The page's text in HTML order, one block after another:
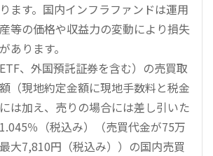
ます。国内インフラファンドは運用
等の価格や収益力の変動により損失
あります。
、外国預託証券を含む）の売買取
（現地約定金額に現地手数料と税金
は加え、売りの場合には差し引いた
％（税込み）（売買代金が75万
大7,810円（税込み））の国内売買